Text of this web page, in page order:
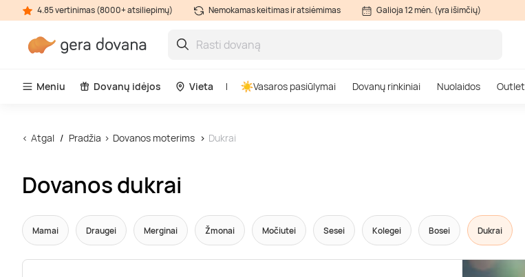
4.85 vertinimas (8000+ atsiliepimų) Nemokamas keitimas ir atsiėmimas Galioja 12 mėn. (yra išimčių)
Meniu Dovanų idėjos Vieta Vasaros pasiūlymai Dovanų rinkiniai Nuolaidos Outlet
Atgal Pradžia Dovanos moterims Dukrai
Dovanos dukrai
Mamai Draugei Merginai Žmonai Močiutei Sesei Kolegei Bosei Dukrai